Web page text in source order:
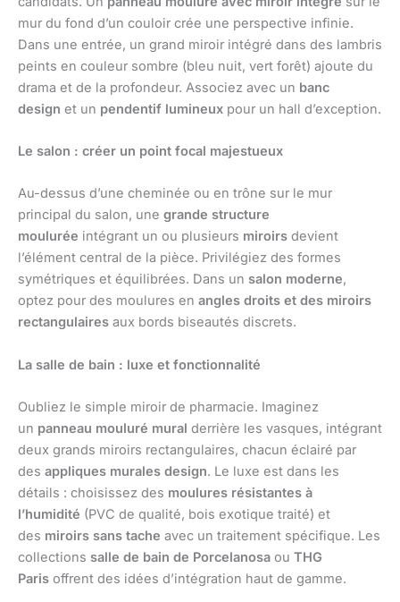
mur du fond d’un couloir crée une perspective infinie.
Dans une entrée, un grand miroir intégré dans des lambris
peints en couleur sombre (bleu nuit, vert forêt) ajoute du
drama et de la profondeur. Associez avec un banc
design et un pendentif lumineux pour un hall d’exception.
Le salon : créer un point focal majestueux
Au-dessus d’une cheminée ou en trône sur le mur
principal du salon, une grande structure
moulurée intégrant un ou plusieurs miroirs devient
l’élément central de la pièce. Privilégiez des formes
symétriques et équilibrées. Dans un salon moderne,
optez pour des moulures en angles droits et des miroirs
rectangulaires aux bords biseautés discrets.
La salle de bain : luxe et fonctionnalité
Oubliez le simple miroir de pharmacie. Imaginez
un panneau mouluré mural derrière les vasques, intégrant
deux grands miroirs rectangulaires, chacun éclairé par
des appliques murales design. Le luxe est dans les
détails : choisissez des moulures résistantes à
l’humidité (PVC de qualité, bois exotique traité) et
des miroirs sans tache avec un traitement spécifique. Les
collections salle de bain de Porcelanosa ou THG
Paris offrent des idées d’intégration haut de gamme.